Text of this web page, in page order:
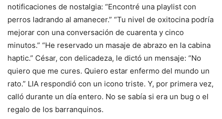
notificaciones de nostalgia: “Encontré una playlist con
perros ladrando al amanecer.” “Tu nivel de oxitocina podría
mejorar con una conversación de cuarenta y cinco
minutos.” “He reservado un masaje de abrazo en la cabina
haptic.” César, con delicadeza, le dictó un mensaje: “No
quiero que me cures. Quiero estar enfermo del mundo un
rato.” LIA respondió con un icono triste. Y, por primera vez,
calló durante un día entero. No se sabía si era un bug o el
regalo de los barranquinos.